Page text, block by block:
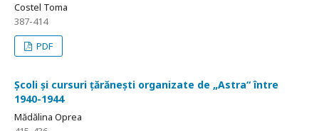
Costel Toma
387-414
PDF
Școli și cursuri țărănești organizate de „Astra“ între
1940-1944
Mădălina Oprea